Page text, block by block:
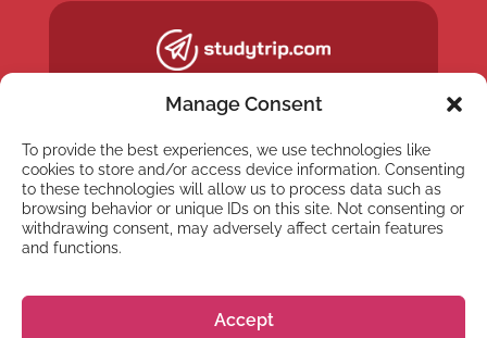
Manage Consent
To provide the best experiences, we use technologies like
cookies to store and/or access device information. Consenting
to these technologies will allow us to process data such as
browsing behavior or unique IDs on this site. Not consenting or
withdrawing consent, may adversely affect certain features
and functions.
Accept